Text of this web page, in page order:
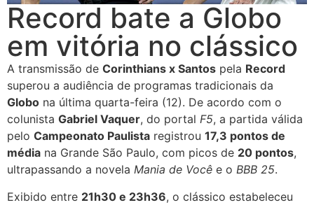
Record bate a Globo
em vitória no clássico
A transmissão de Corinthians x Santos pela Record
superou a audiência de programas tradicionais da
Globo na última quarta-feira (12). De acordo com o
colunista Gabriel Vaquer, do portal F5, a partida válida
pelo Campeonato Paulista registrou 17,3 pontos de
média na Grande São Paulo, com picos de 20 pontos,
ultrapassando a novela Mania de Você e o BBB 25.
Exibido entre 21h30 e 23h36, o clássico estabeleceu